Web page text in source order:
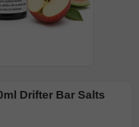
Drifter Bar Salts